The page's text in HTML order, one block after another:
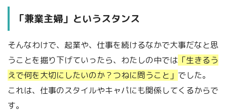
「兼業主婦」というスタンス
そんなわけで、起業や、仕事を続けるなかで大事だなと思
うことを掘り下げていったら、わたしの中では 「生きるう
えで何を大切にしたいのか？つねに問うこと」 でした。
これは、仕事のスタイルやキャパにも関係してくるからで
す。